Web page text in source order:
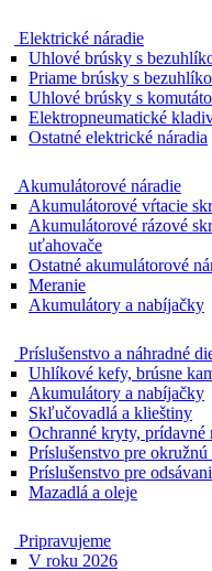
Elektrické náradie
Uhlové brúsky s
Priame brúsky s
Uhlové brúsky s
Elektropneumatické
Ostatné elektrické náradia
Akumulátorové náradie
Akumulátorové vŕtacie
Akumulátorové rázové
uťahovače
Ostatné akumulátorové
Meranie
Akumulátory a nabíjačky
Príslušenstvo a náhradné
Uhlíkové kefy, brúsne
Akumulátory a nabíjačky
Skľučovadlá a klieštiny
Ochranné kryty,
Príslušenstvo pre
Príslušenstvo pre
Mazadlá a oleje
Pripravujeme
V roku 2026